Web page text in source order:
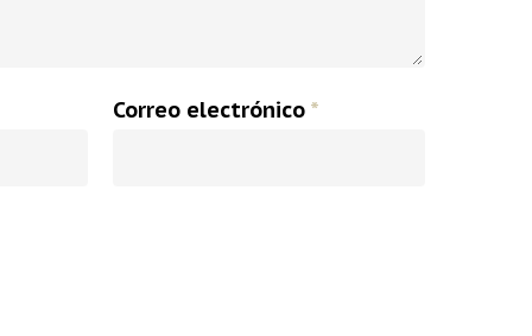
Correo electrónico *